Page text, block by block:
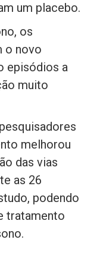
um placebo.
os
o novo
episódios a
muito
melhorou
das vias
as 26
podendo
tratamento